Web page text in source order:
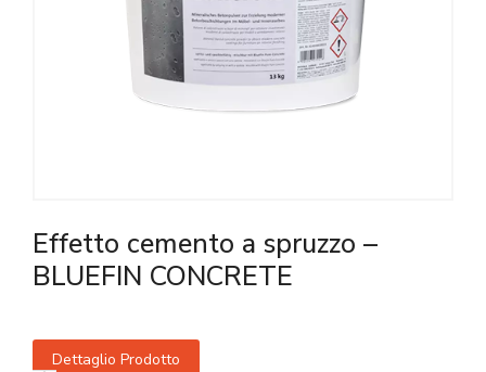
Effetto cemento a spruzzo –
BLUEFIN CONCRETE
Dettaglio Prodotto